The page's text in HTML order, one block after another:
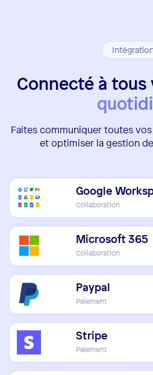
Connecté à tous
Faites communiquer toutes
et optimiser la gestion
Google
Collaboration
Microsoft 365
Collaboration
Paypal
Paiement
Stripe
Paiement